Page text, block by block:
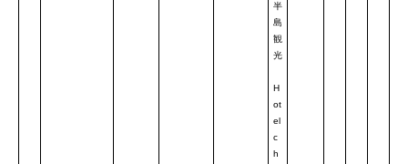
半
島
観
光
H
ot
el
c
h